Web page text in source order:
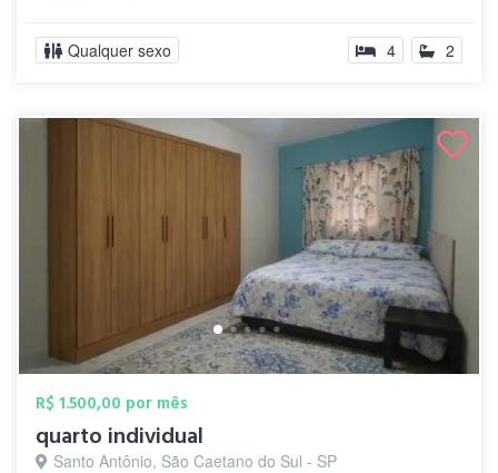
Qualquer sexo 4 2
R$ 1.500,00 por mês
quarto individual
Santo Antônio, São Caetano do Sul - SP